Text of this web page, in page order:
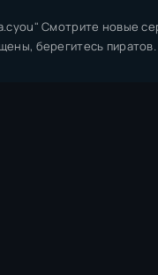
Смотрите новые
берегитесь пиратов.